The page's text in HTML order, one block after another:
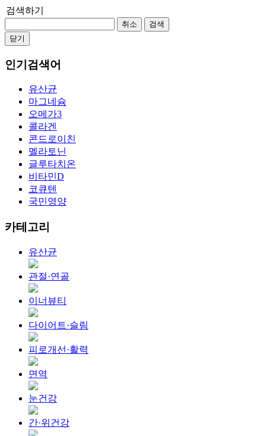
검색하기
취소
검색
닫기
인기검색어
유산균
마그네슘
오메가3
콜라겐
콘드로이친
멜라토닌
글루타치온
비타민D
코큐텐
국민영양
카테고리
유산균
관절·연골
이너뷰티
다이어트·슬림
피로개선·활력
면역
눈건강
간·위건강